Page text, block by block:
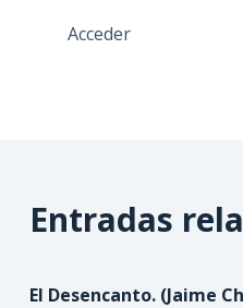
Acceder
Entradas
El Desencanto. (Jaime